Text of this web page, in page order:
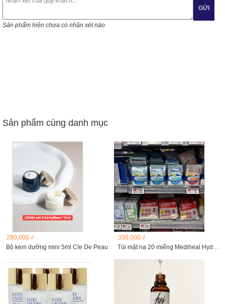
GỬI
Sản phẩm hiện chưa có nhận xét nào
Sản phẩm cùng danh mục
280,000 ₫
Bộ kem dưỡng mini 5ml Cle De Peau
330,000 ₫
Túi mặt nạ 20 miếng Mediheal Hydra Soothing Mask